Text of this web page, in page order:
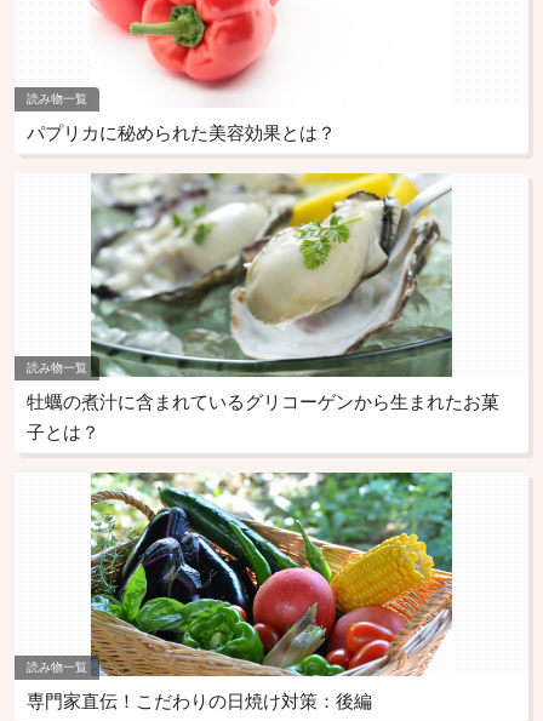
読み物一覧
パプリカに秘められた美容効果とは？
読み物一覧
牡蠣の煮汁に含まれているグリコーゲンから生まれたお菓
子とは？
読み物一覧
専門家直伝！こだわりの日焼け対策：後編